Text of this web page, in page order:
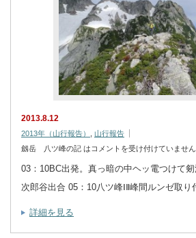
2013.8.12
2013年（山行報告）
山行報告
劔岳 八ツ峰の記 は コメントを受け付けていません
03：10BC出発。真っ暗の中ヘッ電つけて
次郎谷出合 05：10八ツ峰ⅠⅡ峰間ルンゼ取り
詳細を見る